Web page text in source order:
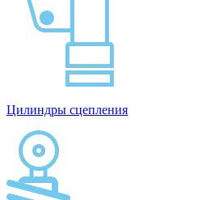
Цилиндры сцепления